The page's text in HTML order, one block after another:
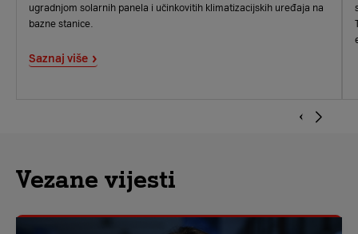
ugradnjom solarnih panela i učinkovitih klimatizacijskih uređaja na
bazne stanice.
Saznaj više
Vezane vijesti